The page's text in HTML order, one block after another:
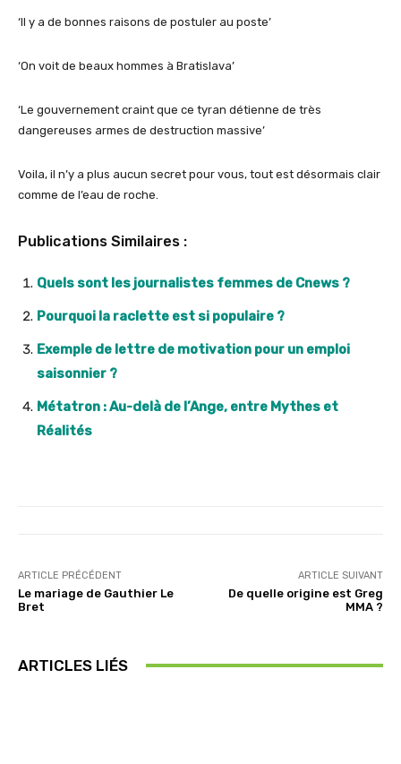
‘Il y a de bonnes raisons de postuler au poste’
‘On voit de beaux hommes à Bratislava’
‘Le gouvernement craint que ce tyran détienne de très
dangereuses armes de destruction massive’
Voila, il n’y a plus aucun secret pour vous, tout est désormais clair
comme de l’eau de roche.
Publications Similaires :
Quels sont les journalistes femmes de Cnews ?
Pourquoi la raclette est si populaire ?
Exemple de lettre de motivation pour un emploi
saisonnier ?
Métatron : Au-delà de l’Ange, entre Mythes et
Réalités
ARTICLE PRÉCÉDENT
Le mariage de Gauthier Le
Bret
ARTICLE SUIVANT
De quelle origine est Greg
MMA ?
ARTICLES LIÉS